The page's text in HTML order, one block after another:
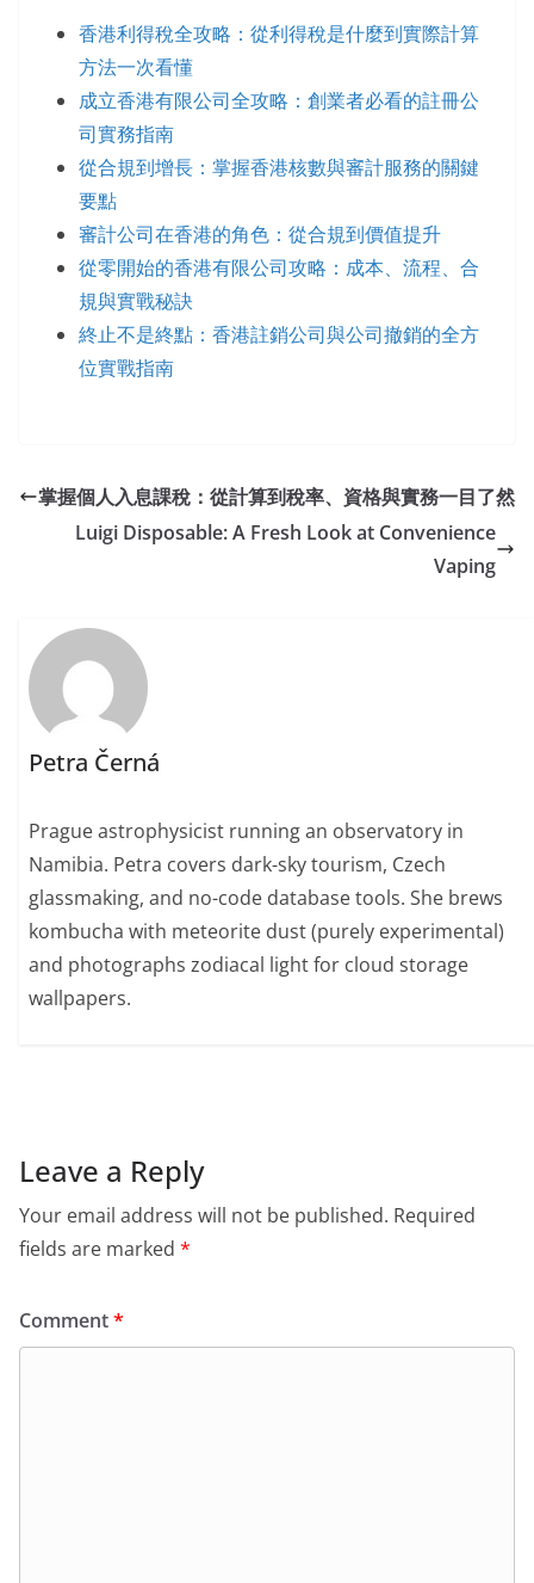
香港利得稅全攻略：從利得稅是什麼到實際計算
方法一次看懂
成立香港有限公司全攻略：創業者必看的註冊公
司實務指南
從合規到增長：掌握香港核數與審計服務的關鍵
要點
審計公司在香港的角色：從合規到價值提升
從零開始的香港有限公司攻略：成本、流程、合
規與實戰秘訣
終止不是終點：香港註銷公司與公司撤銷的全方
位實戰指南
掌握個人入息課稅：從計算到稅率、資格與實務一目了然
Luigi Disposable: A Fresh Look at Convenience
Vaping
Petra Černá
Prague astrophysicist running an observatory in
Namibia. Petra covers dark-sky tourism, Czech
glassmaking, and no-code database tools. She brews
kombucha with meteorite dust (purely experimental)
and photographs zodiacal light for cloud storage
wallpapers.
Leave a Reply
Your email address will not be published. Required
fields are marked *
Comment*